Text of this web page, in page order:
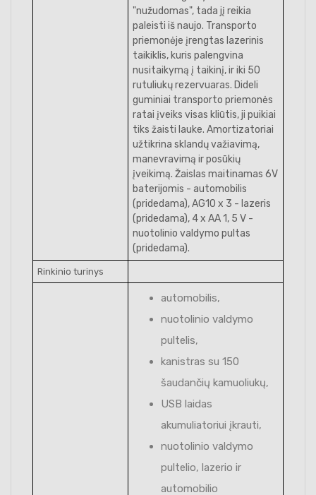
"nužudomas", tada jį reikia
paleisti iš naujo. Transporto
priemonėje įrengtas lazerinis
taikiklis, kuris palengvina
nusitaikymą į taikinį, ir iki 50
rutuliukų rezervuaras. Dideli
guminiai transporto priemonės
ratai įveiks visas kliūtis, ji puikiai
tiks žaisti lauke. Amortizatoriai
užtikrina sklandų važiavimą,
manevravimą ir posūkių
įveikimą. Žaislas maitinamas 6V
baterijomis - automobilis
(pridedama), AG10 x 3 - lazeris
(pridedama), 4 x AA 1, 5 V -
nuotolinio valdymo pultas
(pridedama).
Rinkinio turinys
automobilis,
nuotolinio valdymo
pultelis,
kanistras su 150
šaudančių kamuoliukų,
USB laidas
akumuliatoriui įkrauti,
nuotolinio valdymo
pultelio, lazerio ir
automobilio